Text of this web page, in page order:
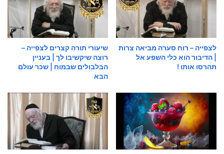
לצפייה – רוח סערה מביאה צרות
| הדיבור הוא כלי השפע אל
תהרסו אותו !
שיעורי תורה קצרים לצפייה –
רוצה שיקשיבו לך | בעניין
הבלבולים שבמוח | שכר עולם
הבא